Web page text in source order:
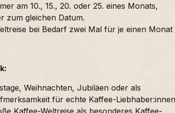
am 10., 15., 20. oder 25. eines Monats,
zum gleichen Datum.
bei Bedarf zwei Mal für je einen Monat
Weihnachten, Jubiläen oder als
für echte Kaffee-
Kaffee-Weltreise als besonderes Kaffee-